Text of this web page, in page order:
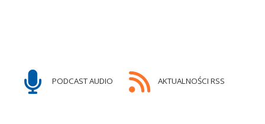
PODCAST AUDIO AKTUALNOŚCI RSS